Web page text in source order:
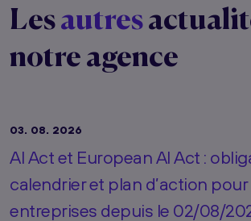
Lesautres
notre agence
03. 08. 2026
AI Act et European AI Act :
calendrier et plan d’action pour
entreprises depuis le 02/08/